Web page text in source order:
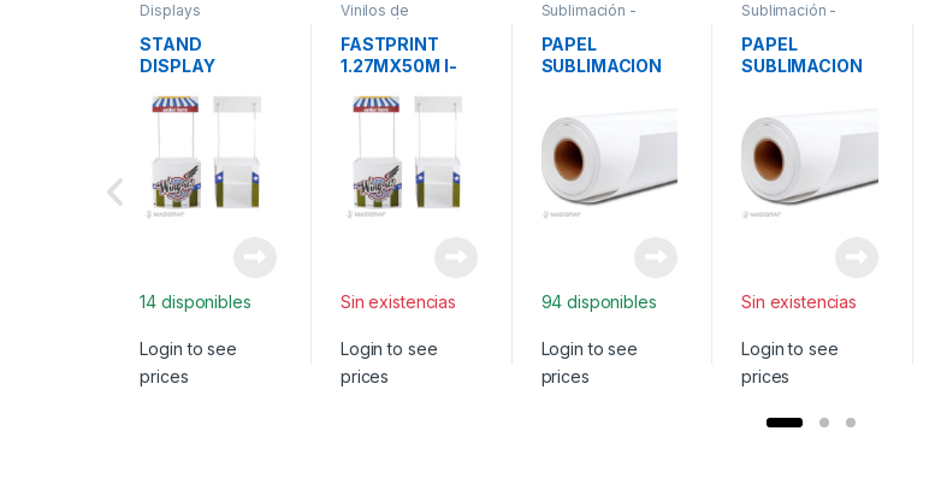
Displays
STAND
DISPLAY
CALIDAD
14 disponibles
Login to see
prices
Vinilos de
impresión
FASTPRINT
1.27MX50M I-
AMERICANO
BRILLANTE
Sin existencias
Login to see
prices
Sublimación -
PAPEL
SUBLIMACION
162CM*100M
94 disponibles
Login to see
prices
Sublimación -
PAPEL
SUBLIMACION
112CM*100M
Sin existencias
Login to see
prices